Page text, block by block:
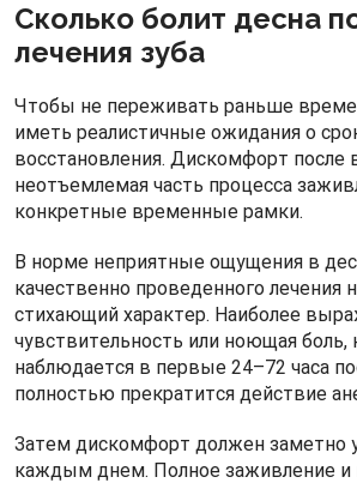
Сколько болит десна
лечения зуба
Чтобы не переживать раньше
иметь реалистичные ожидания о
восстановления. Дискомфорт
неотъемлемая часть процесса
конкретные временные рамки.
В норме неприятные ощущения в
качественно проведенного лечения
стихающий характер. Наиболее
чувствительность или ноющая боль,
наблюдается в первые 24–72 часа
полностью прекратится действие
Затем дискомфорт должен заметно
каждым днем. Полное заживление и